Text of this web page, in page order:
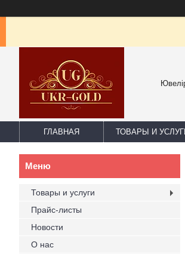
ГЛАВНАЯ ТОВАРЫ И
Товары и услуги
Прайс-листы
Новости
О нас